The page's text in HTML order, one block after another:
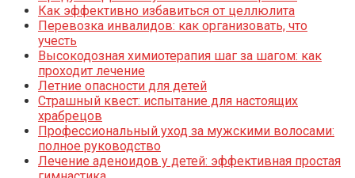
Как эффективно избавиться от целлюлита
Перевозка инвалидов: как организовать, что
учесть
Высокодозная химиотерапия шаг за шагом: как
проходит лечение
Летние опасности для детей
Страшный квест: испытание для настоящих
храбрецов
Профессиональный уход за мужскими волосами:
полное руководство
Лечение аденоидов у детей: эффективная простая